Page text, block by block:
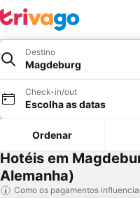
Destino
Magdeburg
Check-in/out
Escolha as datas
Ordenar
Hotéis em
Alemanha)
Como os pagamentos